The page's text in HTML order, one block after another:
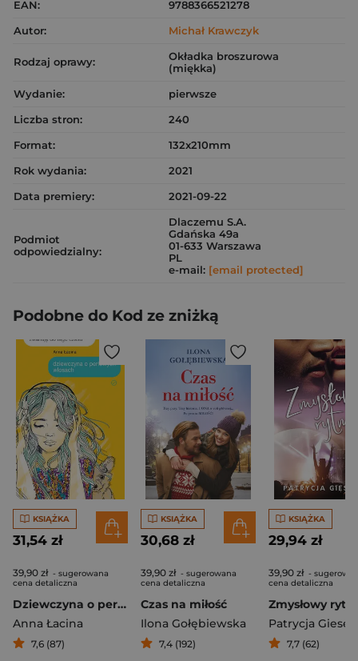
EAN:
9788366521278
Autor:
Michał Krawczyk
Rodzaj oprawy:
Okładka broszurowa
(miękka)
Wydanie:
pierwsze
Liczba stron:
240
Format:
132x210mm
Rok wydania:
2021
Data premiery:
2021-09-22
Podmiot
odpowiedzialny:
Dlaczemu S.A.
Gdańska 49a
01-633 Warszawa
PL
e-mail: [email protected]
Podobne do Kod ze zniżką
KSIĄŻKA
31,54 zł
39,90 zł - sugerowana
cena detaliczna
Dziewczyna o perłowych włosach
Anna Łacina
7,6 (87)
KSIĄŻKA
30,68 zł
39,90 zł - sugerowana
cena detaliczna
Czas na miłość
Ilona Gołębiewska
7,4 (192)
KSIĄŻKA
29,94 zł
39,90 zł -
cena detaliczna
Zmysłowy rytm
Patrycja
7,7 (62)